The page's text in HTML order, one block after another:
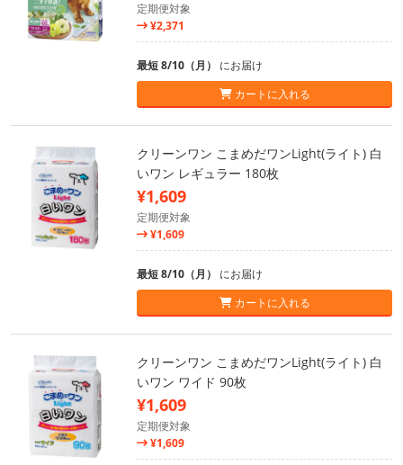
定期便対象
¥2,371
最短 8/10（月） にお届け
カートに入れる
クリーンワン こまめだワンLight(ライト) 白
いワン レギュラー 180枚
¥1,609
定期便対象
¥1,609
最短 8/10（月） にお届け
カートに入れる
クリーンワン こまめだワンLight(ライト) 白
いワン ワイド 90枚
¥1,609
定期便対象
¥1,609